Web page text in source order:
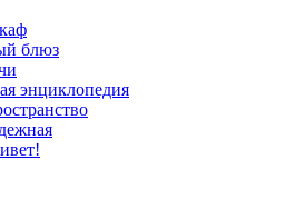
блюз
энциклопедия